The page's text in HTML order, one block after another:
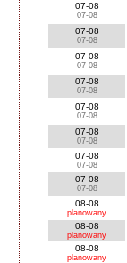
07-08
07-08
07-08
07-08
07-08
07-08
07-08
07-08
07-08
07-08
07-08
07-08
07-08
07-08
07-08
07-08
08-08
planowany
08-08
planowany
08-08
planowany